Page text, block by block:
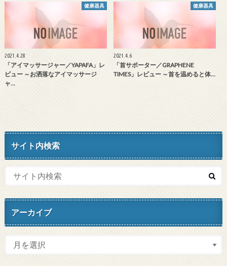
健康器具
2021.4.28
「アイマッサージャー／YAPAFA」レ
ビュー ～お洒落なアイマッサージ
ャ…
健康器具
2021.4.6
「首サポーター／GRAPHENE
TIMES」レビュー ～首を温めると体…
サイト内検索
アーカイブ